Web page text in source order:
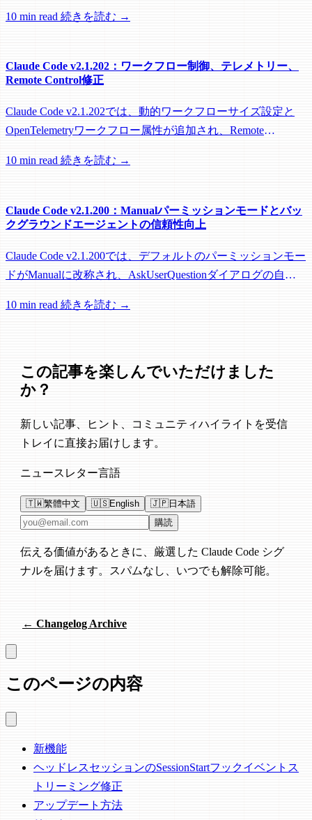
パフォーマンスに関する多数の修正が含まれています。
10 min read 続きを読む →
Claude Code v2.1.202：ワークフロー制御、テレメトリー、
Remote Control修正
Claude Code v2.1.202では、動的ワークフローサイズ設定と
OpenTelemetryワークフロー属性が追加され、Remote
の修正が含まれています。
10 min read 続きを読む →
Claude Code v2.1.200：Manualパーミッションモードとバッ
クグラウンドエージェントの信頼性向上
Claude Code v2.1.200では、デフォルトのパーミッションモー
ドがManualに改称され、AskUserQuestionダイアログの自動
クセシビリティの多数の修正が含まれています。
10 min read 続きを読む →
この記事を楽しんでいただけました
か？
新しい記事、ヒント、コミュニティハイライトを受信
トレイに直接お届けします。
ニュースレター言語
🇹🇼繁體中文 🇺🇸English 🇯🇵日本語
メールアドレス 購読
伝える価値があるときに、厳選した Claude Code シグ
ナルを届けます。スパムなし、いつでも解除可能。
← Changelog Archive
このページの内容
新機能
ヘッドレスセッションのSessionStartフックイベントス
トリーミング修正
アップデート方法